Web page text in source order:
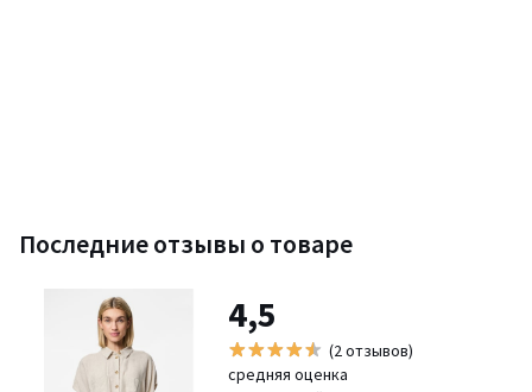
Последние отзывы о товаре
4,5
(2 отзывов)
средняя оценка